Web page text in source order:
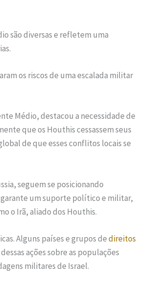
são diversas e refletem uma
os riscos de uma escalada militar
Médio, destacou a necessidade de
que os Houthis cessassem seus
de que esses conflitos locais se
seguem se posicionando
garante um suporte político e militar,
o Irã, aliado dos Houthis.
Alguns países e grupos dedireitos
ações sobre as populações
militares de Israel.